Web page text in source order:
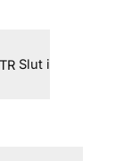
Slut i